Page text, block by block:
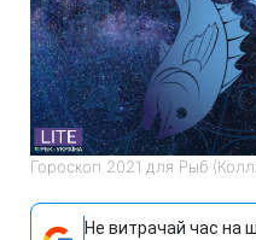
Гороскоп 2021 для Рыб
Не витрачай час на